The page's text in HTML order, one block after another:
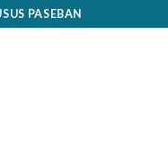
PASEBAN